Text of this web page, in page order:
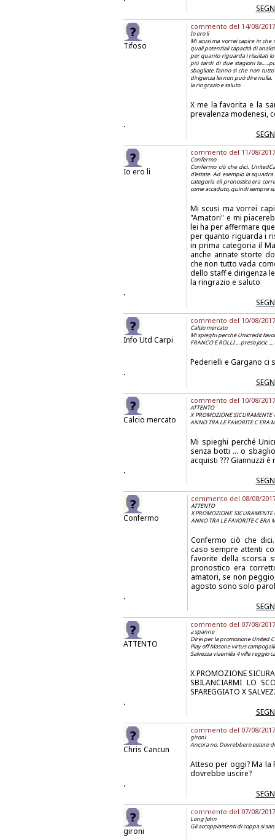
Tifoso
commento del 14/08/
Io ero li
Mi scusi ma vorrei capire in
quali potenziali capacità di
per quanto riguarda i risultati lo
più tardi di due stagioni
sbagliate fanno si che non
dirigenza lei non può dire nulla.
la ringrazio e saluto
X me la favorita e la
prevalenza modenesi,
.
Io ero li
commento del 11/08/
Confermo
Confermo ciò che dici.
d'estate. Ad esempio la
categoria eil pronostico era
come accaduto, quindi sempre
Mi scusi ma vorrei
"Amatori" e mi
lei ha per affermare
per quanto riguarda i
in prima categoria il
anche annate storte
che non tutto vada
dello staff e dirigenza
la ringrazio e saluto
.
Info Utd Carpi
commento del 10/08/
Calcio mercato
Mi spieghi perché Unicredit
FRANCO E ROLLI ... preso jocic
Pederielli e Gargano ci
.
Calcio mercato
commento del 10/08/
ATTENTO
X PROMOZIONE
ANNO TRA LE FAVORITE C ERA
Mi spieghi perché
senza botti ... o sbaglio
acquisti ??? Giannuzzi
.
Confermo
commento del 08/08/
ATTENTO
X PROMOZIONE
ANNO TRA LE FAVORITE C ERA
Confermo ciò che
caso sempre attenti
favorite della scorsa
pronostico era
amatori, se non
agosto sono solo
.
ATTENTO
commento del 07/08/
a spanne
Direi per la promozione United
Play off Masone virtus
Salvezza viaemilia 4 ville reggio
X PROMOZIONE
SBILANCIARMI LO
SPAREGGIATO X
.
Chris Cancun
commento del 07/08/
gironi
Ancora no. Dovrebbero essere
Atteso per oggi? Ma la
dovrebbe uscire?
.
gironi
commento del 07/08/
Long John
Gli accoppiamenti di coppa si